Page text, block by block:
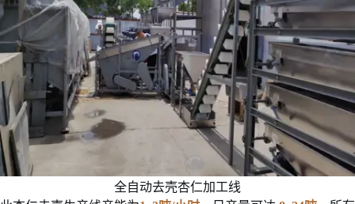
全自动去壳杏仁加工线